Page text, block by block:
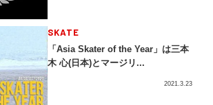
SKATE
「Asia Skater of the Year」は三本
木 心(日本)とマージリ...
2021.3.23